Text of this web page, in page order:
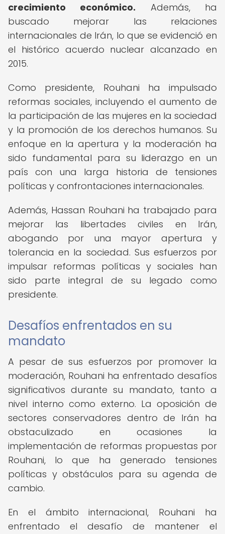
crecimiento económico. Además, ha
buscado mejorar las relaciones
internacionales de Irán, lo que se evidenció en
el histórico acuerdo nuclear alcanzado en
2015.
Como presidente, Rouhani ha impulsado
reformas sociales, incluyendo el aumento de
la participación de las mujeres en la sociedad
y la promoción de los derechos humanos. Su
enfoque en la apertura y la moderación ha
sido fundamental para su liderazgo en un
país con una larga historia de tensiones
políticas y confrontaciones internacionales.
Además, Hassan Rouhani ha trabajado para
mejorar las libertades civiles en Irán,
abogando por una mayor apertura y
tolerancia en la sociedad. Sus esfuerzos por
impulsar reformas políticas y sociales han
sido parte integral de su legado como
presidente.
Desafíos enfrentados en su
mandato
A pesar de sus esfuerzos por promover la
moderación, Rouhani ha enfrentado desafíos
significativos durante su mandato, tanto a
nivel interno como externo. La oposición de
sectores conservadores dentro de Irán ha
obstaculizado en ocasiones la
implementación de reformas propuestas por
Rouhani, lo que ha generado tensiones
políticas y obstáculos para su agenda de
cambio.
En el ámbito internacional, Rouhani ha
enfrentado el desafío de mantener el